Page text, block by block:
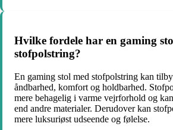
Hvilke fordele har en gaming
stofpolstring?
En gaming stol med stofpolstring kan
åndbarhed, komfort og holdbarhed.
mere behagelig i varme vejrforhold og
end andre materialer. Derudover kan
mere luksuriøst udseende og følelse.